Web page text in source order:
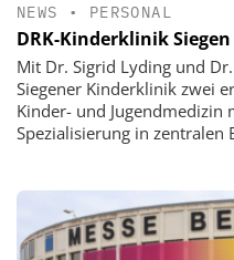
NEWS • PERSONAL
DRK-Kinderklinik
Mit Dr. Sigrid Lyding und
Siegener Kinderklinik zwei
Kinder- und Jugendmedizin
Spezialisierung in zentralen